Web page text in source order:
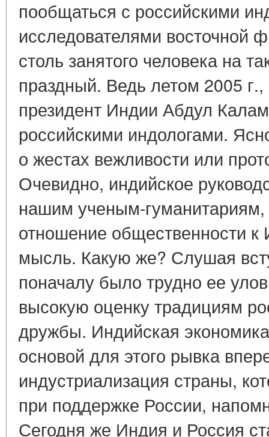
пообщаться с российскими
исследователями восточной
столь занятого человека на
праздный. Ведь летом 2005
президент Индии Абдул
российскими индологами.
о жестах вежливости или
Очевидно, индийское
нашим ученым-
отношение общественности
мысль. Какую же? Слушая
поначалу было трудно ее
высокую оценку традициям
дружбы. Индийская
основой для этого рывка
индустриализация страны,
при поддержке России,
Сегодня же Индия и Россия